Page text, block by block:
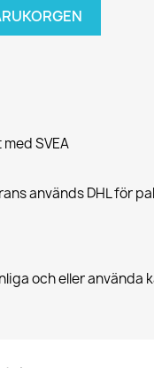
SVEA
används DHL för
och eller använda